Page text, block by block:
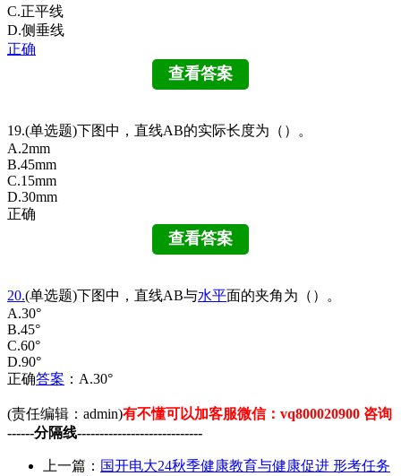
C.正平线
D.侧垂线
正确
19.(单选题)下图中，直线AB的实际长度为（）。
A.2mm
B.45mm
C.15mm
D.30mm
正确
20.(单选题)下图中，直线AB与水平面的夹角为（）。
A.30°
B.45°
C.60°
D.90°
正确答案 ：A.30°
(责任编辑：admin)有不懂可以加客服微信：vq800020900 咨询
------分隔线----------------------------
上一篇： 国开电大24秋季健康教育与健康促进 形考任务